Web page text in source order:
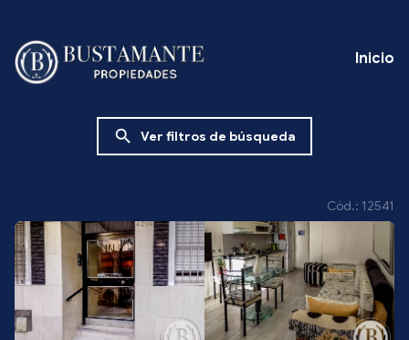
Inicio
search Ver filtros de búsqueda
Cód.: 12541